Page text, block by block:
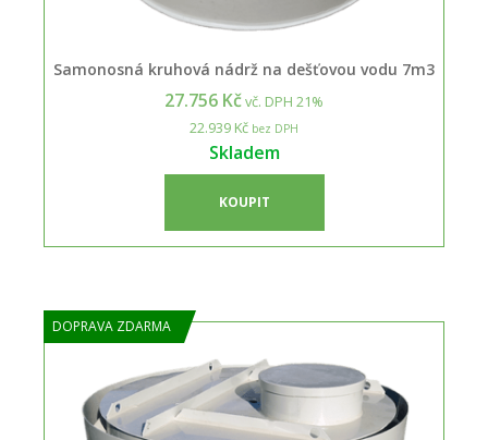
Samonosná kruhová nádrž na dešťovou vodu 7m3
27.756 Kčvč. DPH 21%
22.939 Kč bez DPH
Skladem
KOUPIT
DOPRAVA ZDARMA